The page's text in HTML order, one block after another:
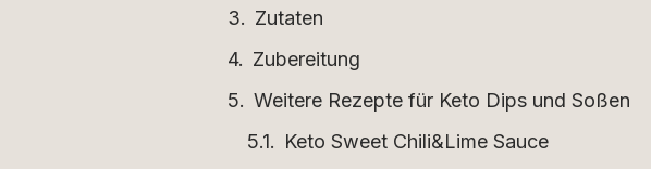
Zutaten
Zubereitung
Weitere Rezepte für Keto Dips und Soßen
Keto Sweet Chili&Lime Sauce